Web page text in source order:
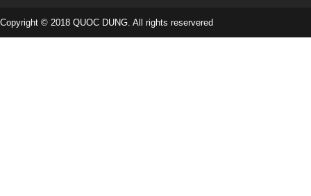
Copyright © 2018 QUOC DUNG. All rights reservered